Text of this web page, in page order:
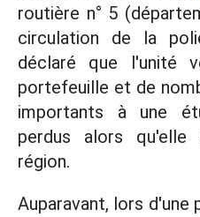
routière n° 5
circulation de la
déclaré que l'unité
portefeuille et de
importants à une
perdus alors
région.
Auparavant, lors